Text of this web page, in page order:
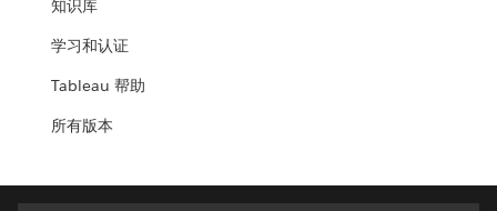
知识库
学习和认证
Tableau 帮助
所有版本